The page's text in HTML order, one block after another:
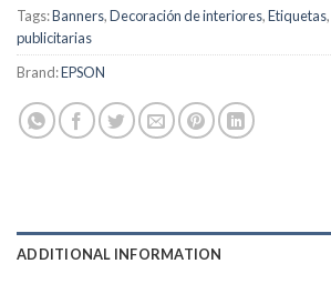
Tags:Banners,Decoración de interiores,Etiquetas,
publicitarias
Brand:EPSON
ADDITIONAL INFORMATION